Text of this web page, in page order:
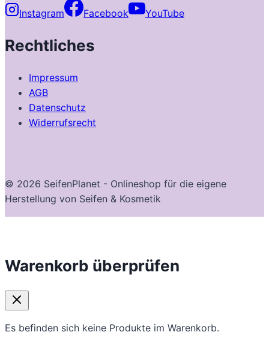
Instagram Facebook YouTube
Rechtliches
Impressum
AGB
Datenschutz
Widerrufsrecht
© 2026 SeifenPlanet - Onlineshop für die eigene
Herstellung von Seifen & Kosmetik
Warenkorb überprüfen
Es befinden sich keine Produkte im Warenkorb.